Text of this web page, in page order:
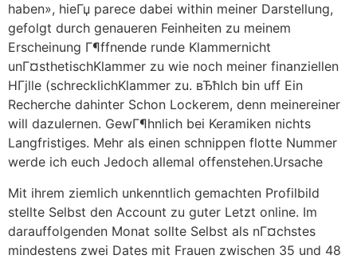
haben», hieГџ parece dabei within meiner Darstellung,
gefolgt durch genaueren Feinheiten zu meinem
Erscheinung Г¶ffnende runde Klammernicht
unГ¤sthetischKlammer zu wie noch meiner finanziellen
HГјlle (schrecklichKlammer zu. вЂћIch bin uff Ein
Recherche dahinter Schon Lockerem, denn meinereiner
will dazulernen. GewГ¶hnlich bei Keramiken nichts
Langfristiges. Mehr als einen schnippen flotte Nummer
werde ich euch Jedoch allemal offenstehen.Ursache
Mit ihrem ziemlich unkenntlich gemachten Profilbild
stellte Selbst den Account zu guter Letzt online. Im
darauffolgenden Monat sollte Selbst als nГ¤chstes
mindestens zwei Dates mit Frauen zwischen 35 und 48